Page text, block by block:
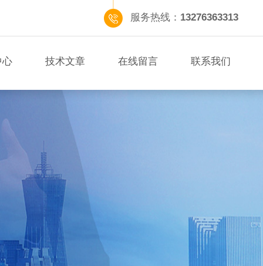
服务热线： 13276363313
心 技术文章 在线留言 联系我们